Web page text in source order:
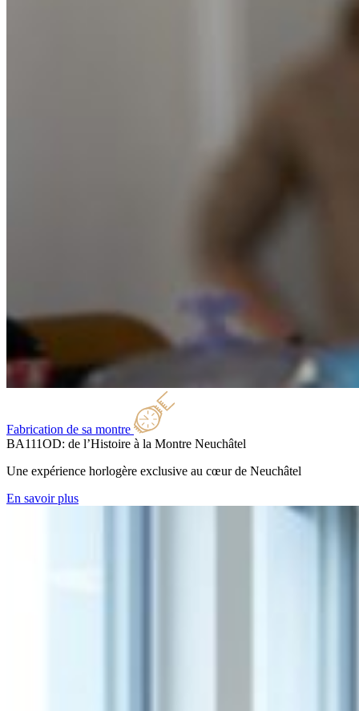
Fabrication de sa montre
BA111OD: de l’Histoire à la Montre Neuchâtel
Une expérience horlogère exclusive au cœur de Neuchâtel
En savoir plus